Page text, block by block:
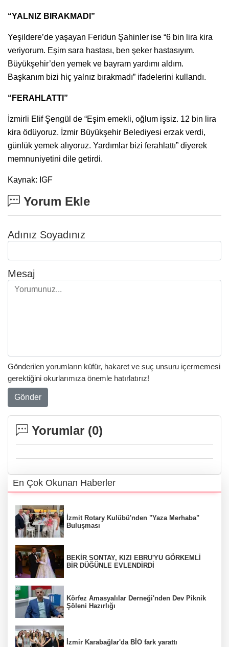
“YALNIZ BIRAKMADI”
Yeşildere’de yaşayan Feridun Şahinler ise “6 bin lira kira
veriyorum. Eşim sara hastası, ben şeker hastasıyım.
Büyükşehir’den yemek ve bayram yardımı aldım.
Başkanım bizi hiç yalnız bırakmadı” ifadelerini kullandı.
“FERAHLATTI”
İzmirli Elif Şengül de “Eşim emekli, oğlum işsiz. 12 bin lira
kira ödüyoruz. İzmir Büyükşehir Belediyesi erzak verdi,
günlük yemek alıyoruz. Yardımlar bizi ferahlattı” diyerek
memnuniyetini dile getirdi.
Kaynak: IGF
Yorum Ekle
Adınız Soyadınız
Mesaj
Gönderilen yorumların küfür, hakaret ve suç unsuru içermemesi
gerektiğini okurlarımıza önemle hatırlatırız!
Gönder
Yorumlar (0)
En Çok Okunan Haberler
İzmit Rotary Kulübü'nden "Yaza Merhaba"
Buluşması
BEKİR SONTAY, KIZI EBRU'YU GÖRKEMLİ
BİR DÜĞÜNLE EVLENDİRDİ
Körfez Amasyalılar Derneği'nden Dev Piknik
Şöleni Hazırlığı
İzmir Karabağlar'da BİO fark yarattı